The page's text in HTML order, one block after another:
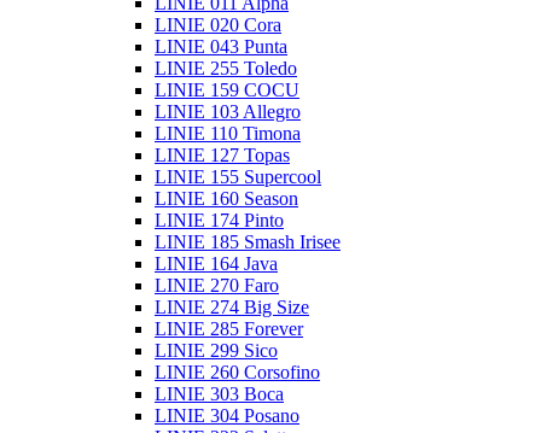
LINIE 020 Cora
LINIE 043 Punta
LINIE 255 Toledo
LINIE 159 COCU
LINIE 103 Allegro
LINIE 110 Timona
LINIE 127 Topas
LINIE 155 Supercool
LINIE 160 Season
LINIE 174 Pinto
LINIE 185 Smash Irisee
LINIE 164 Java
LINIE 270 Faro
LINIE 274 Big Size
LINIE 285 Forever
LINIE 299 Sico
LINIE 260 Corsofino
LINIE 303 Boca
LINIE 304 Posano